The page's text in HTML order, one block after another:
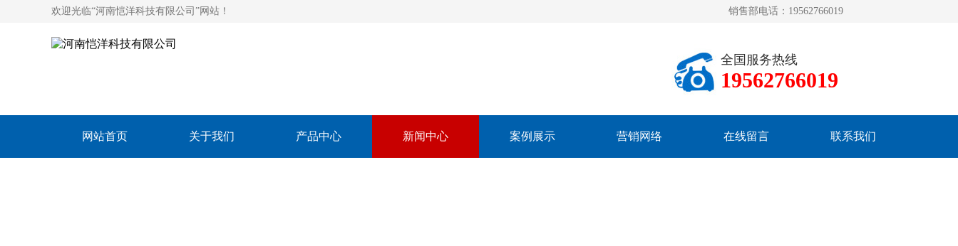
欢迎光临“河南恺洋科技有限公司”网站！ 销售部电话：19562766019
全国服务热线
19562766019
网站首页 关于我们 产品中心 新闻中心 案例展示 营销网络 在线留言 联系我们